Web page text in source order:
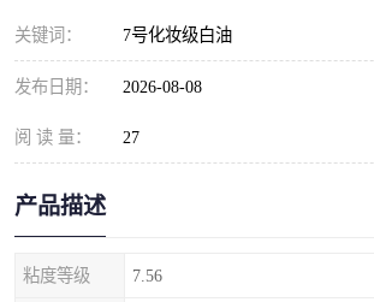
关键词： 7号化妆级白油
发布日期： 2026-08-08
阅 读 量： 27
产品描述
粘度等级 7.56